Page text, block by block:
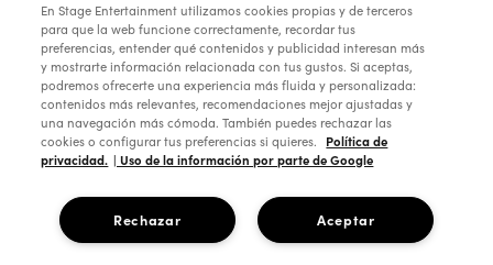
COLABORA:
En Stage Entertainment utilizamos cookies propias y de terceros
para que la web funcione correctamente, recordar tus
preferencias, entender qué contenidos y publicidad interesan más
y mostrarte información relacionada con tus gustos. Si aceptas,
podremos ofrecerte una experiencia más fluida y personalizada:
contenidos más relevantes, recomendaciones mejor ajustadas y
una navegación más cómoda. También puedes rechazar las
cookies o configurar tus preferencias si quieres.
Política de
privacidad. | Uso de la información por parte de Google
Aceptar
Rechazar